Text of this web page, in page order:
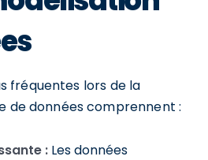
fréquentes lors de la
de données comprennent :
: Les données